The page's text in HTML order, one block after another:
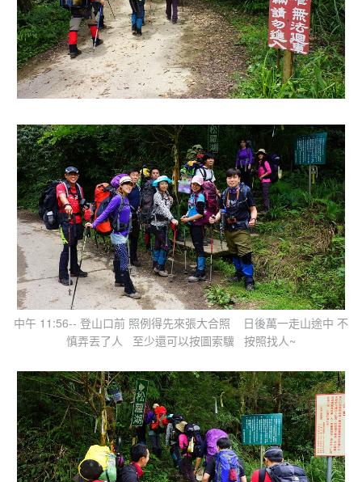
中午 11:56-- 登山口前 照例得先來張大合照 日後萬一走山途中 不
慎弄丟了人 至少還可以按圖索驥 按照找人~